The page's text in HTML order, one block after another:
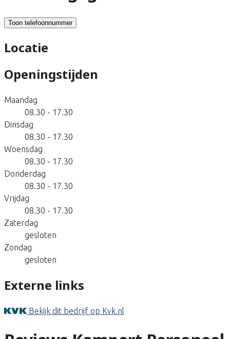
Toon telefoonnummer
Locatie
Openingstijden
Maandag
08.30 - 17.30
Dinsdag
08.30 - 17.30
Woensdag
08.30 - 17.30
Donderdag
08.30 - 17.30
Vrijdag
08.30 - 17.30
Zaterdag
gesloten
Zondag
gesloten
Externe links
Bekijk dit bedrijf op Kvk.nl